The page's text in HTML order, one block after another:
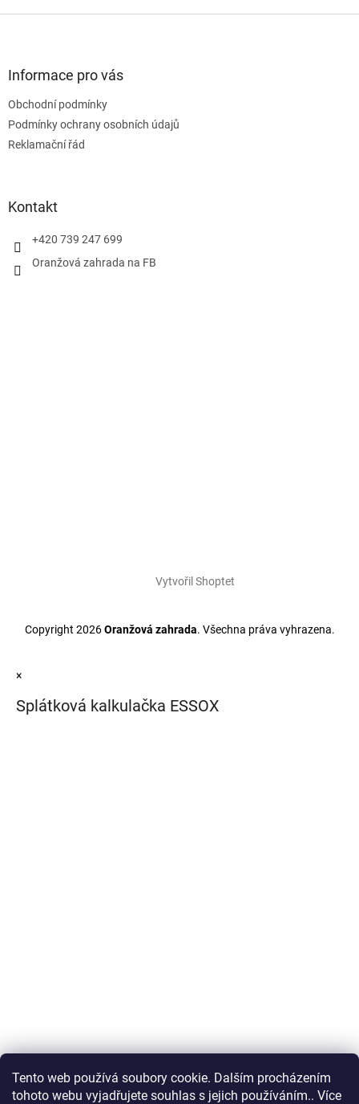
Tento web používá soubory cookie. Dalším procházením
tohoto webu vyjadřujete souhlas s jejich používáním.. Více
Informace pro vás
Obchodní podmínky
Podmínky ochrany osobních údajů
Reklamační řád
Kontakt
+420 739 247 699
Oranžová zahrada na FB
Vytvořil Shoptet
Copyright 2026Oranžová zahrada. Všechna práva vyhrazena.
×
Splátková kalkulačka ESSOX